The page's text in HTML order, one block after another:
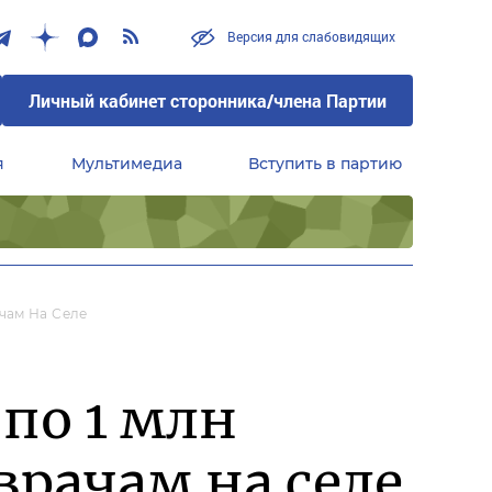
Версия для слабовидящих
Личный кабинет сторонника/члена Партии
Мультимедиа Вступить в партию
На Селе
1 млн